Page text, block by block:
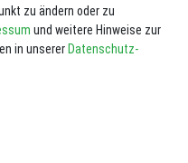
zu ändern oder zu
und weitere Hinweise zur
in unserer Daten­schutz­